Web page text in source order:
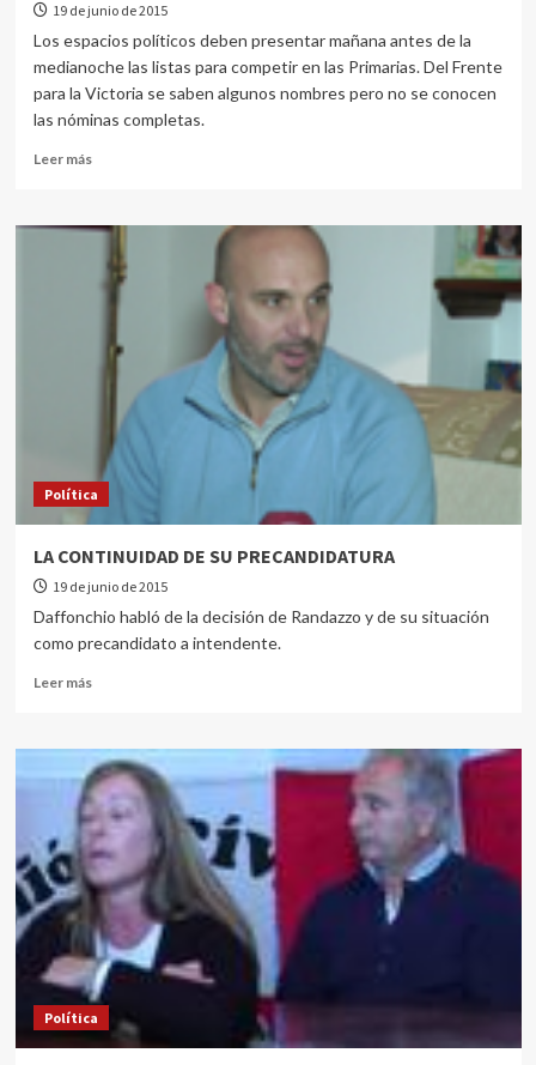
19 de junio de 2015
Los espacios políticos deben presentar mañana antes de la
medianoche las listas para competir en las Primarias. Del Frente
para la Victoria se saben algunos nombres pero no se conocen
las nóminas completas.
Leer más
Política
LA CONTINUIDAD DE SU PRECANDIDATURA
19 de junio de 2015
Daffonchio habló de la decisión de Randazzo y de su situación
como precandidato a intendente.
Leer más
Política